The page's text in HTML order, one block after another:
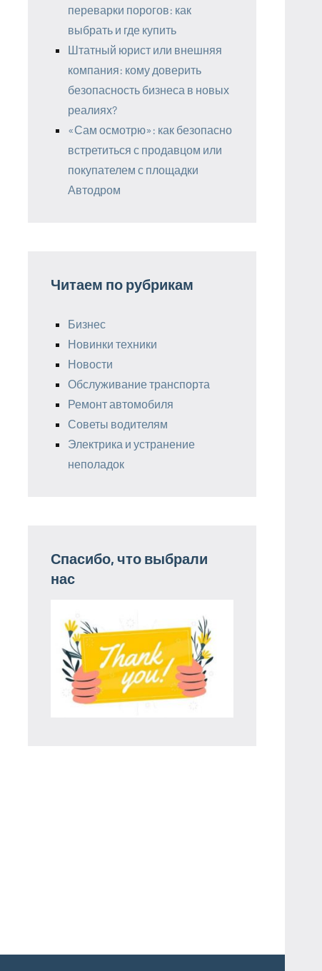
переварки порогов: как
выбрать и где купить
Штатный юрист или внешняя
компания: кому доверить
безопасность бизнеса в новых
реалиях?
«Сам осмотрю»: как безопасно
встретиться с продавцом или
покупателем с площадки
Автодром
Читаем по рубрикам
Бизнес
Новинки техники
Новости
Обслуживание транспорта
Ремонт автомобиля
Советы водителям
Электрика и устранение
неполадок
Спасибо, что выбрали
нас